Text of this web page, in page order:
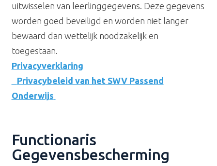
uitwisselen van leerlinggegevens . Deze gegevens
worden goed beveiligd en worden niet langer
bewaard dan wettelijk noodzakelijk en
toegestaan.
Privacyverklaring
Privacybeleid van het SWV Passend
Onderwijs
Functionaris
Gegevensbescherming